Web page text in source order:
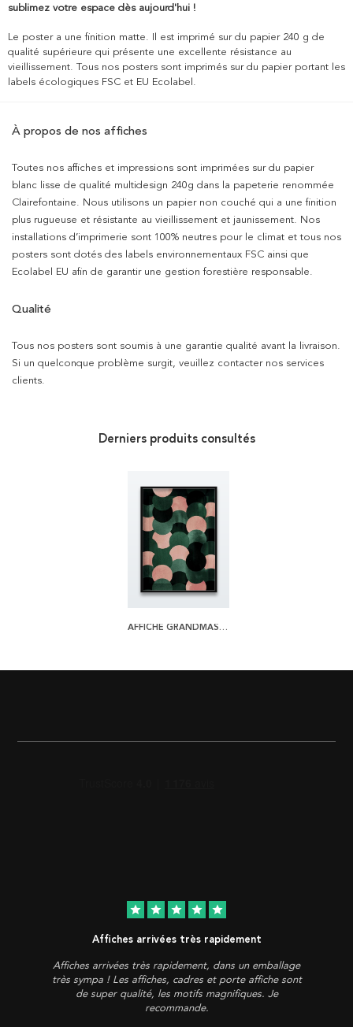
sublimez votre espace dès aujourd'hui !
Le poster a une finition matte. Il est imprimé sur du papier 240 g de
qualité supérieure qui présente une excellente résistance au
vieillissement. Tous nos posters sont imprimés sur du papier portant les
labels écologiques FSC et EU Ecolabel.
À propos de nos affiches
Toutes nos affiches et impressions sont imprimées sur du papier
blanc lisse de qualité multidesign 240g dans la papeterie renommée
Clairefontaine. Nous utilisons un papier non couché qui a une finition
plus rugueuse et résistante au vieillissement et jaunissement. Nos
installations d’imprimerie sont 100% neutres pour le climat et tous nos
posters sont dotés des labels environnementaux FSC ainsi que
Ecolabel EU afin de garantir une gestion forestière responsable.
Qualité
Tous nos posters sont soumis à une garantie qualité avant la livraison.
Si un quelconque problème surgit, veuillez contacter nos services
clients.
Derniers produits consultés
AFFICHE GRANDMAS CANDY
star star star star star
Affiches arrivées très rapidement
Affiches arrivées très rapidement, dans un emballage
très sympa ! Les affiches, cadres et porte affiche sont
de super qualité, les motifs magnifiques. Je
recommande.